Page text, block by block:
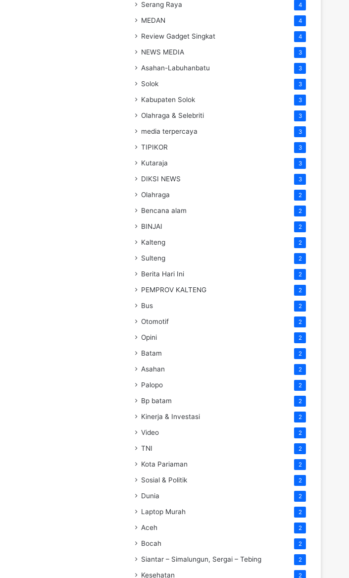
Serang Raya 4
MEDAN 4
Review Gadget Singkat 4
NEWS MEDIA 3
Asahan-Labuhanbatu 3
Solok 3
Kabupaten Solok 3
Olahraga & Selebriti 3
media terpercaya 3
TIPIKOR 3
Kutaraja 3
DIKSI NEWS 3
Olahraga 2
Bencana alam 2
BINJAI 2
Kalteng 2
Sulteng 2
Berita Hari Ini 2
PEMPROV KALTENG 2
Bus 2
Otomotif 2
Opini 2
Batam 2
Asahan 2
Palopo 2
Bp batam 2
Kinerja & Investasi 2
Video 2
TNI 2
Kota Pariaman 2
Sosial & Politik 2
Dunia 2
Laptop Murah 2
Aceh 2
Bocah 2
Siantar – Simalungun, Sergai – Tebing 2
Kesehatan 2